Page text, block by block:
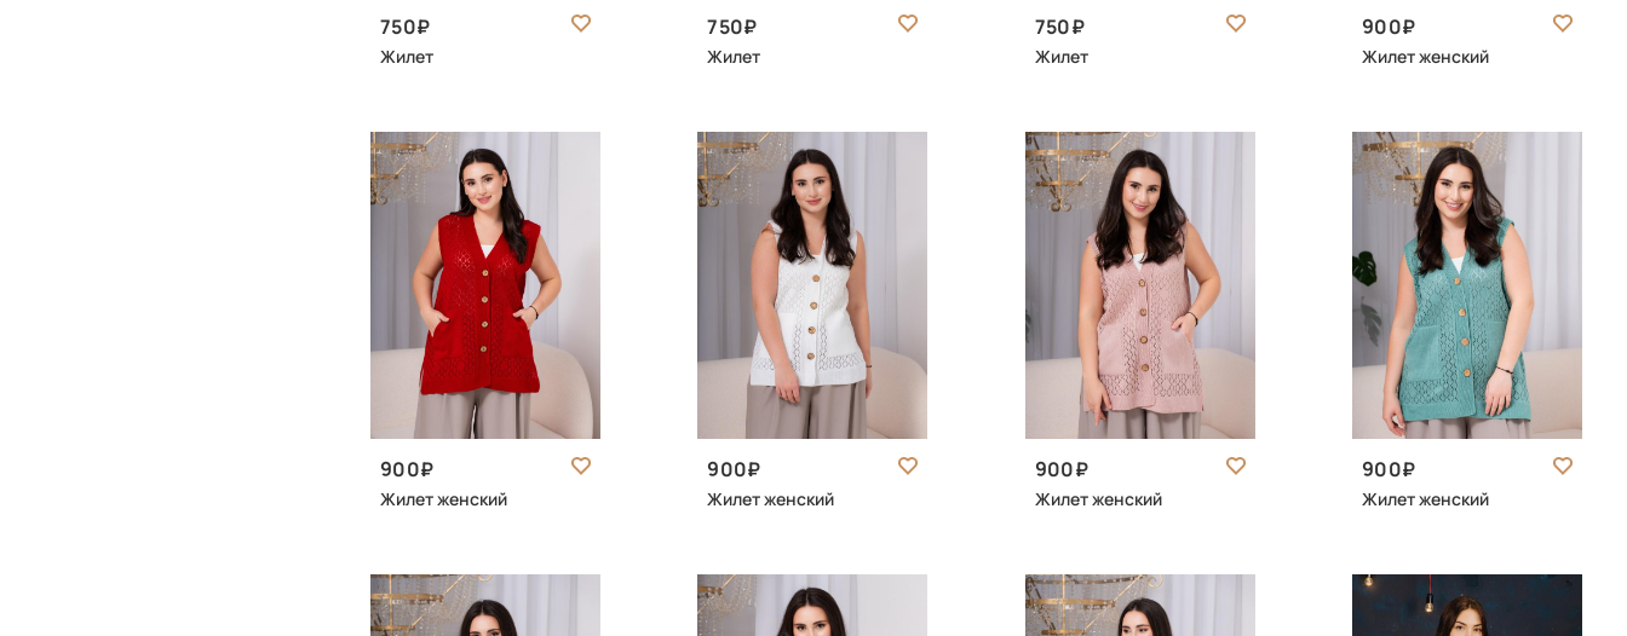
750
Жилет
750
Жилет
750
Жилет
900
Жилет женский
900
Жилет женский
900
Жилет женский
900
Жилет женский
900
Жилет женский